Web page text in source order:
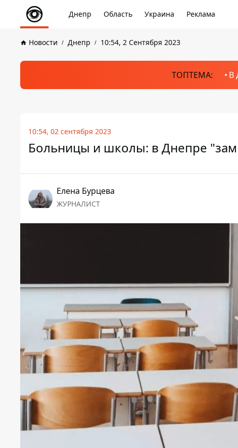
Днепр Область Украина Реклама
Новости Днепр 10:54, 2 Сентября 2023
ТОПТЕМА: В
10:54, 02 сентября 2023
Больницы и школы: в Днепре
Елена Бурцева
ЖУРНАЛИСТ